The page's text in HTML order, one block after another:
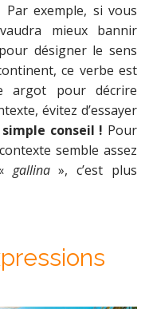
Par exemple, si vous
mieux bannir
désigner le sens
ce verbe est
argot pour décrire
évitez d’essayer
simple conseil ! Pour
semble assez
gallina», c’est plus